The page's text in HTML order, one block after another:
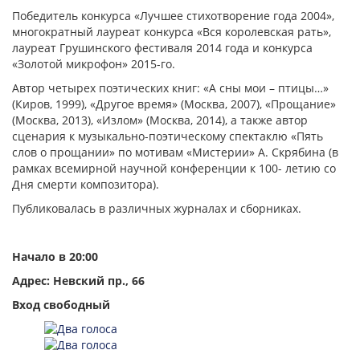
Победитель конкурса «Лучшее стихотворение года 2004»,
многократный лауреат конкурса «Вся королевская рать»,
лауреат Грушинского фестиваля 2014 года и конкурса
«Золотой микрофон» 2015-го.
Автор четырех поэтических книг: «А сны мои – птицы…»
(Киров, 1999), «Другое время» (Москва, 2007), «Прощание»
(Москва, 2013), «Излом» (Москва, 2014), а также автор
сценария к музыкально-поэтическому спектаклю «Пять
слов о прощании» по мотивам «Мистерии» А. Скрябина (в
рамках всемирной научной конференции к 100- летию со
Дня смерти композитора).
Публиковалась в различных журналах и сборниках.
Начало в 20:00
Адрес: Невский пр., 66
Вход свободный